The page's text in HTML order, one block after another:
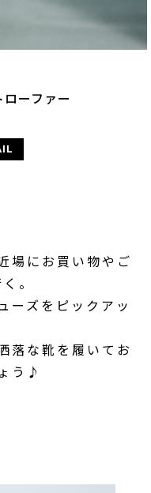
ローファー
場にお買い物やご
。
ーズをピックアッ
落な靴を履いてお
う♪